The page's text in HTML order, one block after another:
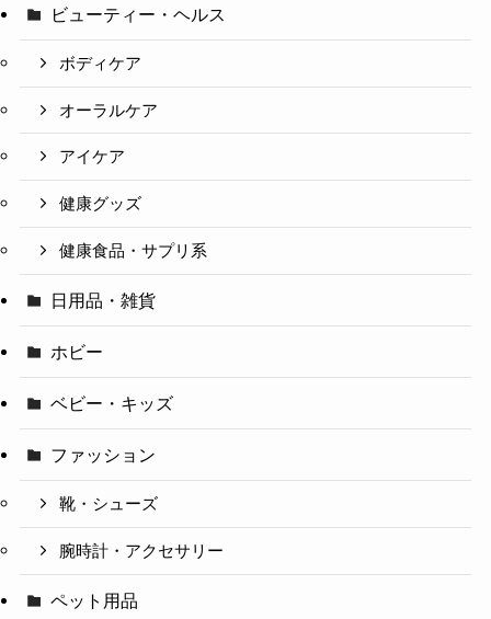
ビューティー・ヘルス
ボディケア
オーラルケア
アイケア
健康グッズ
健康食品・サプリ系
日用品・雑貨
ホビー
ベビー・キッズ
ファッション
靴・シューズ
腕時計・アクセサリー
ペット用品